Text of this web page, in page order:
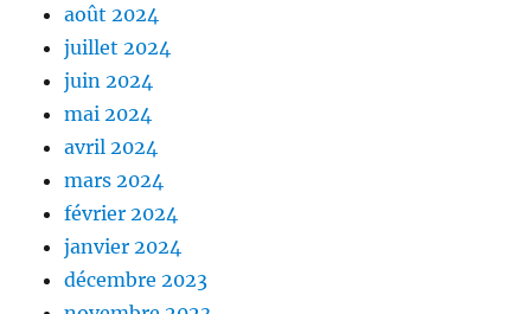
août 2024
juillet 2024
juin 2024
mai 2024
avril 2024
mars 2024
février 2024
janvier 2024
décembre 2023